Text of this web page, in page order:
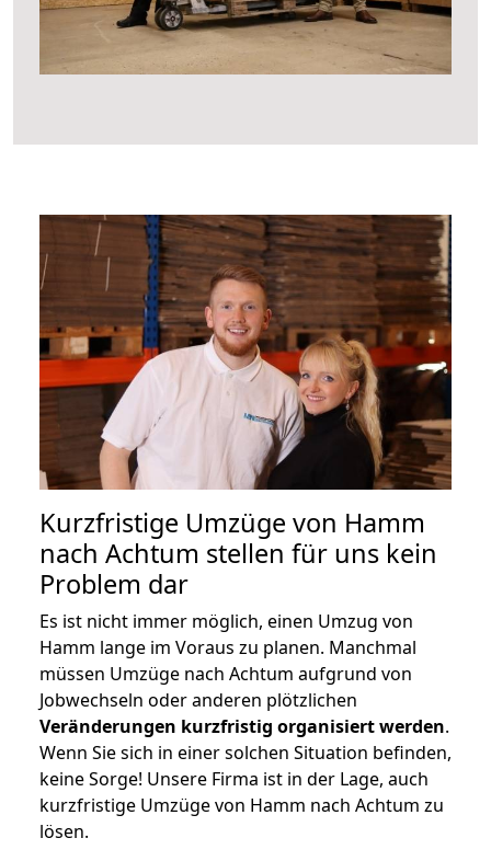
Kurzfristige Umzüge von Hamm
nach Achtum stellen für uns kein
Problem dar
Es ist nicht immer möglich, einen Umzug von
Hamm lange im Voraus zu planen. Manchmal
müssen Umzüge nach Achtum aufgrund von
Jobwechseln oder anderen plötzlichen
Veränderungen kurzfristig organisiert werden.
Wenn Sie sich in einer solchen Situation befinden,
keine Sorge! Unsere Firma ist in der Lage, auch
kurzfristige Umzüge von Hamm nach Achtum zu
lösen.